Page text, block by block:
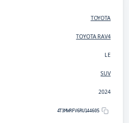
TOYOTA
TOYOTA RAV4
LE
SUV
2024
4T3MWRFV6RU144605